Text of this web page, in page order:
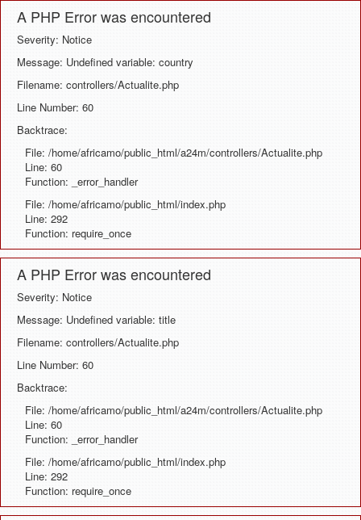
A PHP Error was encountered
Severity: Notice
Message: Undefined variable: country
Filename: controllers/Actualite.php
Line Number: 60
Backtrace:
File: /home/africamo/public_html/a24m/controllers/Actualite.php
Line: 60
Function: _error_handler
File: /home/africamo/public_html/index.php
Line: 292
Function: require_once
A PHP Error was encountered
Severity: Notice
Message: Undefined variable: title
Filename: controllers/Actualite.php
Line Number: 60
Backtrace:
File: /home/africamo/public_html/a24m/controllers/Actualite.php
Line: 60
Function: _error_handler
File: /home/africamo/public_html/index.php
Line: 292
Function: require_once